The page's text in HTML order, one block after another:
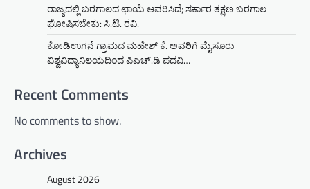
ರಾಜ್ಯದಲ್ಲಿ ಬರಗಾಲದ ಛಾಯೆ ಆವರಿಸಿದೆ; ಸರ್ಕಾರ ತಕ್ಷಣ ಬರಗಾಲ
ಘೋಷಿಸಬೇಕು: ಸಿ.ಟಿ. ರವಿ.
ಕೋಡಿಉಗನೆ ಗ್ರಾಮದ ಮಹೇಶ್ ಕೆ. ಅವರಿಗೆ ಮೈಸೂರು
ವಿಶ್ವವಿದ್ಯಾನಿಲಯದಿಂದ ಪಿಎಚ್.ಡಿ ಪದವಿ…
Recent Comments
No comments to show.
Archives
August 2026